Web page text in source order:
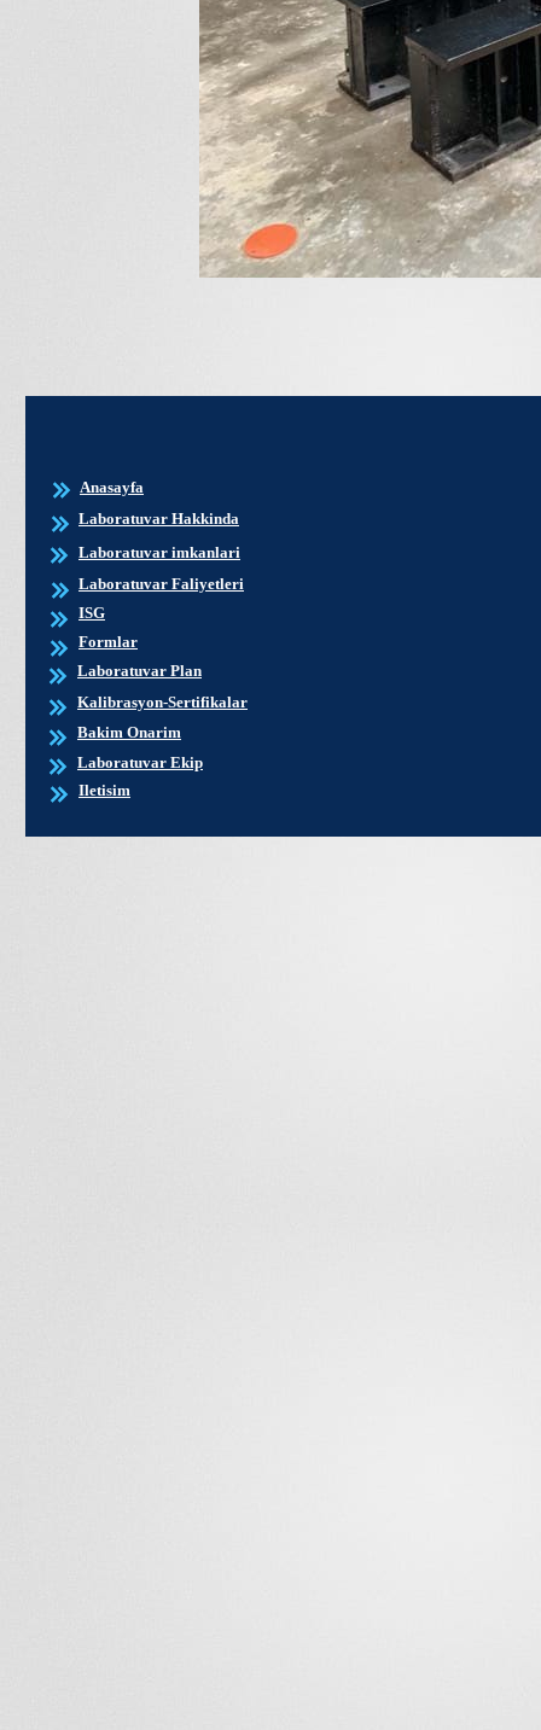
Anasayfa
Laboratuvar Hakkinda
Laboratuvar imkanlari
Laboratuvar Faliyetleri
ISG
Formlar
Laboratuvar Plan
Kalibrasyon-Sertifikalar
Bakim Onarim
Laboratuvar Ekip
Iletisim